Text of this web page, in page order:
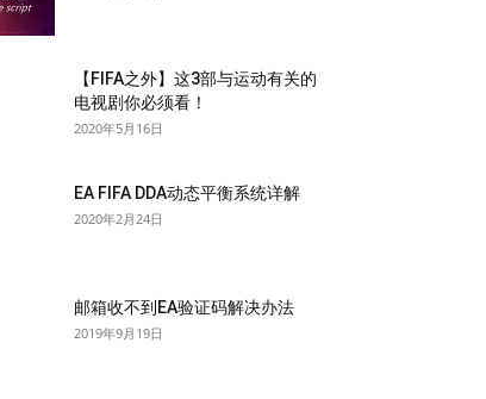
【FIFA之外】这3部与运动有关的
电视剧你必须看！
2020年5月16日
EA FIFA DDA动态平衡系统详解
2020年2月24日
邮箱收不到EA验证码解决办法
2019年9月19日